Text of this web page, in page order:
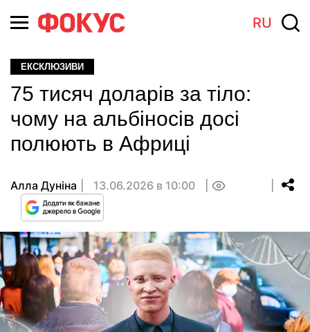
RU
ЕКСКЛЮЗИВИ
75 тисяч доларів за тіло:
чому на альбіносів досі
полюють в Африці
Алла Дуніна 13.06.2026 в 10:00